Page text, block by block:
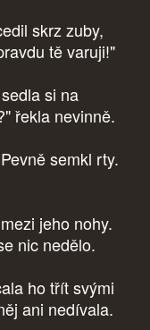
skrz zuby,
tě varuji!"
si na
řekla nevinně.
semkl rty.
jeho nohy.
nic nedělo.
ho třít svými
ani nedívala.